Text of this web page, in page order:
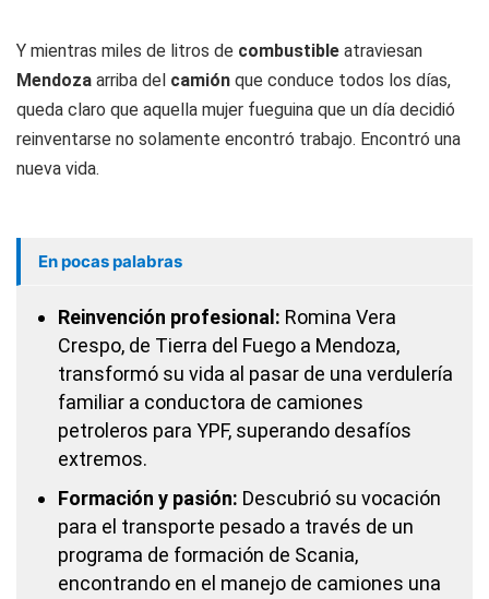
Y mientras miles de litros de combustible atraviesan
Mendoza arriba del camión que conduce todos los días,
queda claro que aquella mujer fueguina que un día decidió
reinventarse no solamente encontró trabajo. Encontró una
nueva vida.
En pocas palabras
Reinvención profesional: Romina Vera
Crespo, de Tierra del Fuego a Mendoza,
transformó su vida al pasar de una verdulería
familiar a conductora de camiones
petroleros para YPF, superando desafíos
extremos.
Formación y pasión: Descubrió su vocación
para el transporte pesado a través de un
programa de formación de Scania,
encontrando en el manejo de camiones una